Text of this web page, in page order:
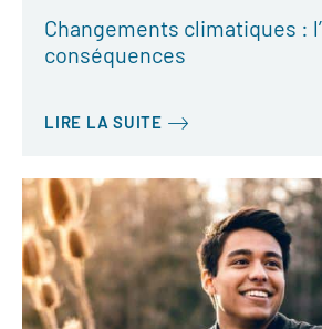
Changements climatiques :
conséquences
LIRE LA SUITE